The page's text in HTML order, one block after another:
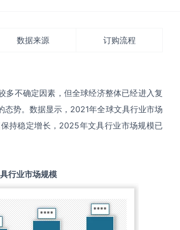
数据来源 订购流程
多不确定因素，但全球经济整体已经进入复
势。数据显示，2021年全球文具行业市场
持稳定增长，2025年文具行业市场规模已
行业市场规模